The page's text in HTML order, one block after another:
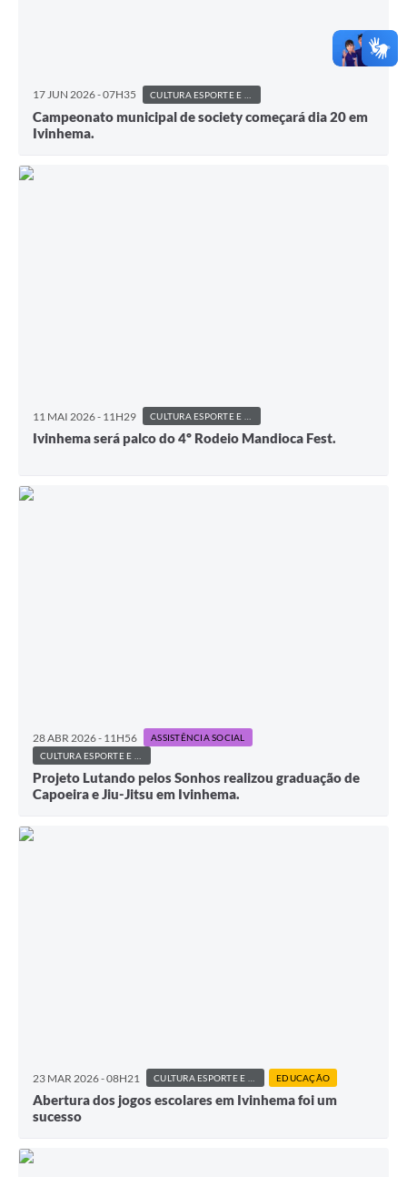
17 JUN 2026 - 07H35
Campeonato municipal de society começará dia 20 em
Ivinhema.
11 MAI 2026 - 11H29 CULTURA ESPORTE E LAZER
Ivinhema será palco do 4º Rodeio Mandioca Fest.
28 ABR 2026 - 11H56
ASSISTÊNCIA SOCIAL
Projeto Lutando pelos Sonhos realizou graduação de
Capoeira e Jiu-Jitsu em Ivinhema.
23 MAR 2026 - 08H21 EDUCAÇÃO
Abertura dos jogos escolares em Ivinhema foi um
sucesso